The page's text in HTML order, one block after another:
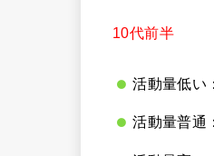
10代前半
活動量低い
活動量普通